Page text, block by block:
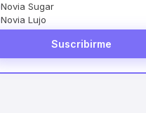
Novia Sugar
Novia Lujo
Suscribirme